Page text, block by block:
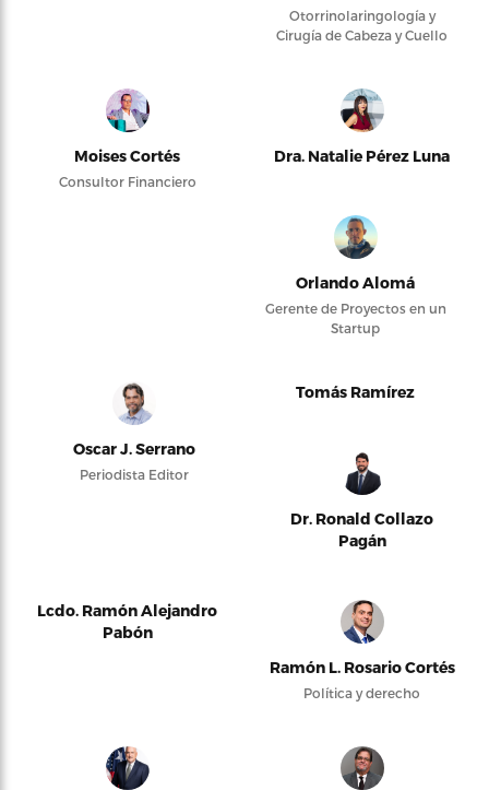
Otorrinolaringología y
Cirugía de Cabeza y Cuello
Moises Cortés
Consultor Financiero
Dra. Natalie Pérez Luna
Orlando Alomá
Gerente de Proyectos en un
Startup
Oscar J. Serrano
Periodista Editor
Tomás Ramírez
Dr. Ronald Collazo
Pagán
Lcdo. Ramón Alejandro
Pabón
Ramón L. Rosario Cortés
Política y derecho